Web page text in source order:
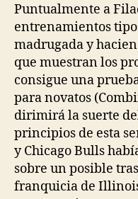
Puntualmente a
entrenamientos
madrugada y
que muestran los
consigue una
para novatos
dirimirá la suerte
principios de esta
y Chicago Bulls
sobre un posible
franquicia de